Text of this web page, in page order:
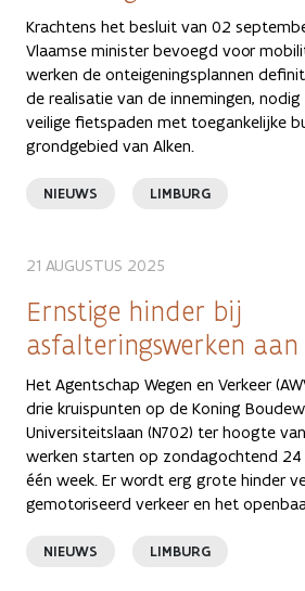
Krachtens het besluit van 02
Vlaamse minister bevoegd voor
werken de onteigeningsplannen
de realisatie van de innemingen,
veilige fietspaden met toegankelijke
grondgebied van Alken.
NIEUWS LIMBURG
21 AUGUSTUS 2025
Ernstige hinder bij
asfalteringswerken
Het Agentschap Wegen en Verkeer
drie kruispunten op de Koning
Universiteitslaan (N702) ter hoogte
werken starten op zondagochtend 24
één week. Er wordt erg grote hinder
gemotoriseerd verkeer en het
NIEUWS LIMBURG